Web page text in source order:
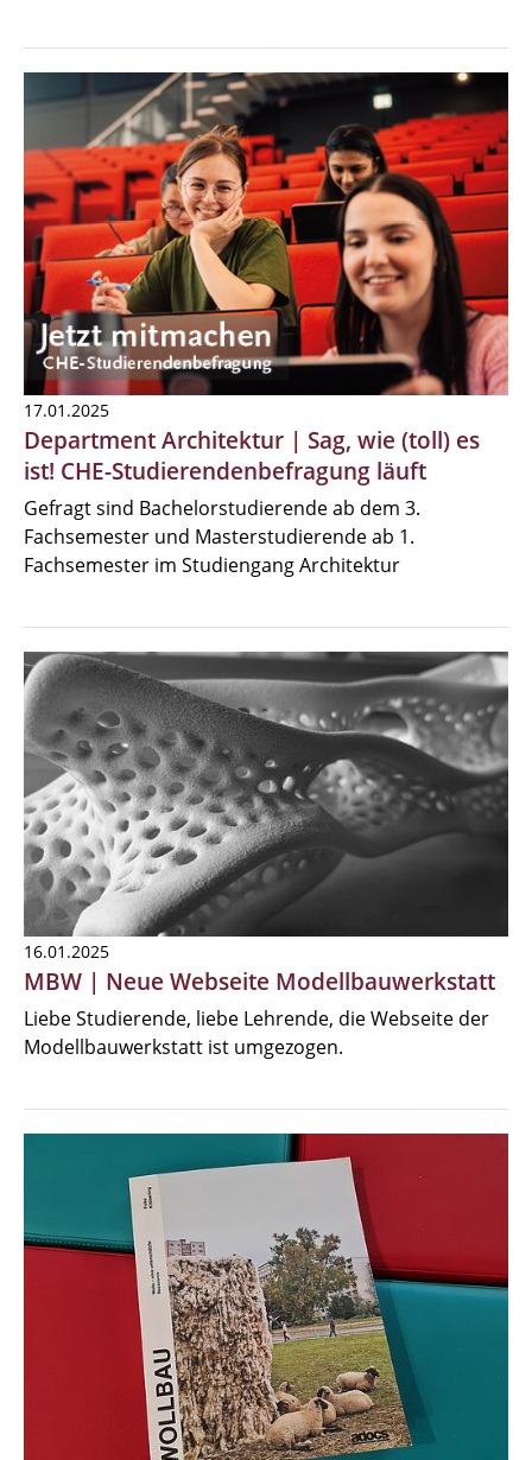
17.01.2025
Department Architektur | Sag, wie (toll) es
ist! CHE-Studierendenbefragung läuft
Gefragt sind Bachelorstudierende ab dem 3.
Fachsemester und Masterstudierende ab 1.
Fachsemester im Studiengang Architektur
16.01.2025
MBW | Neue Webseite Modellbauwerkstatt
Liebe Studierende, liebe Lehrende, die Webseite der
Modellbauwerkstatt ist umgezogen.